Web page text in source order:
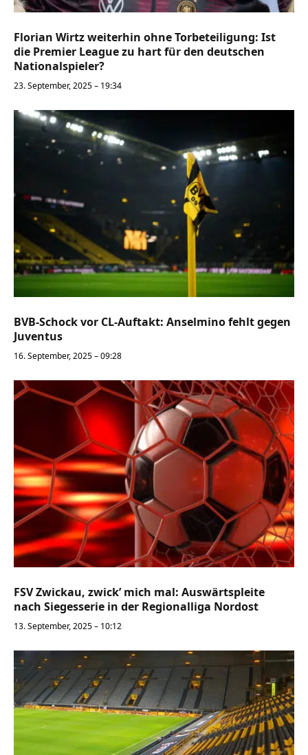
Florian Wirtz weiterhin ohne Torbeteiligung: Ist
die Premier League zu hart für den deutschen
Nationalspieler?
23. September, 2025 – 19:34
BVB-Schock vor CL-Auftakt: Anselmino fehlt gegen
Juventus
16. September, 2025 – 09:28
FSV Zwickau, zwick’ mich mal: Auswärtspleite
nach Siegesserie in der Regionalliga Nordost
13. September, 2025 – 10:12